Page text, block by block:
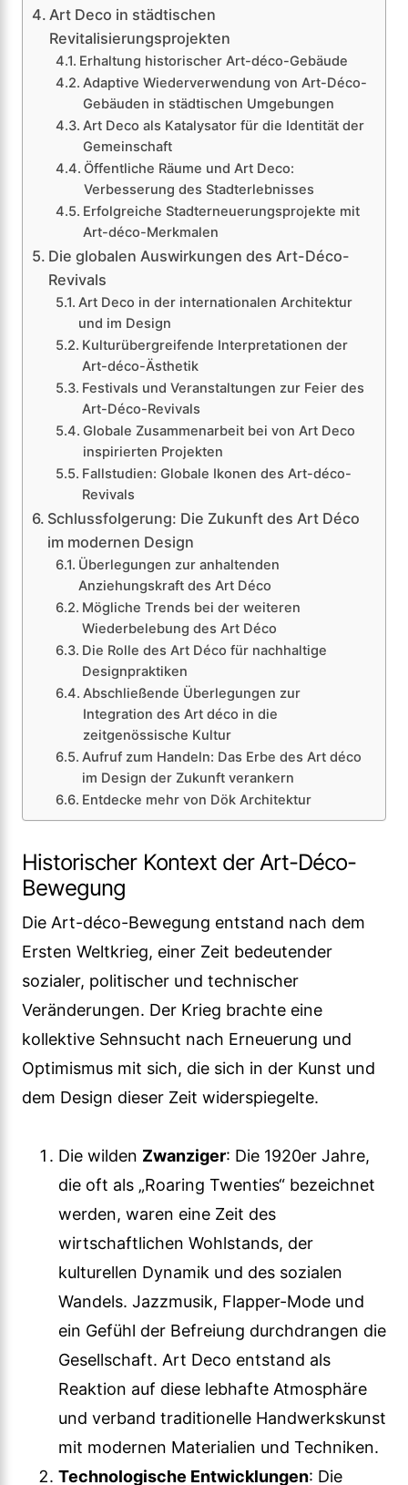
Art Deco in städtischen
Revitalisierungsprojekten
Erhaltung historischer Art-déco-Gebäude
Adaptive Wiederverwendung von Art-Déco-
Gebäuden in städtischen Umgebungen
Art Deco als Katalysator für die Identität der
Gemeinschaft
Öffentliche Räume und Art Deco:
Verbesserung des Stadterlebnisses
Erfolgreiche Stadterneuerungsprojekte mit
Art-déco-Merkmalen
Die globalen Auswirkungen des Art-Déco-
Revivals
Art Deco in der internationalen Architektur
und im Design
Kulturübergreifende Interpretationen der
Art-déco-Ästhetik
Festivals und Veranstaltungen zur Feier des
Art-Déco-Revivals
Globale Zusammenarbeit bei von Art Deco
inspirierten Projekten
Fallstudien: Globale Ikonen des Art-déco-
Revivals
Schlussfolgerung: Die Zukunft des Art Déco
im modernen Design
Überlegungen zur anhaltenden
Anziehungskraft des Art Déco
Mögliche Trends bei der weiteren
Wiederbelebung des Art Déco
Die Rolle des Art Déco für nachhaltige
Designpraktiken
Abschließende Überlegungen zur
Integration des Art déco in die
zeitgenössische Kultur
Aufruf zum Handeln: Das Erbe des Art déco
im Design der Zukunft verankern
Entdecke mehr von Dök Architektur
Historischer Kontext der Art-Déco-
Bewegung
Die Art-déco-Bewegung entstand nach dem
Ersten Weltkrieg, einer Zeit bedeutender
sozialer, politischer und technischer
Veränderungen. Der Krieg brachte eine
kollektive Sehnsucht nach Erneuerung und
Optimismus mit sich, die sich in der Kunst und
dem Design dieser Zeit widerspiegelte.
Die wilden Zwanziger: Die 1920er Jahre,
die oft als „Roaring Twenties“ bezeichnet
werden, waren eine Zeit des
wirtschaftlichen Wohlstands, der
kulturellen Dynamik und des sozialen
Wandels. Jazzmusik, Flapper-Mode und
ein Gefühl der Befreiung durchdrangen die
Gesellschaft. Art Deco entstand als
Reaktion auf diese lebhafte Atmosphäre
und verband traditionelle Handwerkskunst
mit modernen Materialien und Techniken.
Technologische Entwicklungen: Die